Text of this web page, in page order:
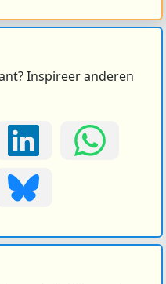
Inspireer anderen